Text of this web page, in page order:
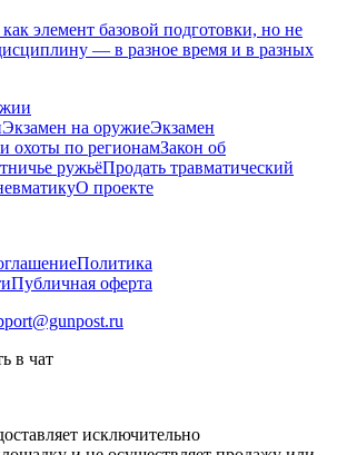
элемент базовой подготовки, но не
— в разное время и в разных
Экзамен на оружиеЭкзамен
охоты по регионамЗакон об
ружьёПродать травматический
О проекте
Политика
Публичная оферта
в чат
исключительно